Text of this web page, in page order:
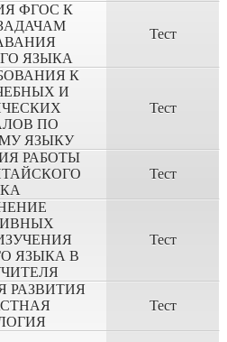
ФГОС К
ЯЗЫКА
Тест
К
И
ПО
ЯЗЫКУ
Тест
РАБОТЫ
Тест
ЯЗЫКА В
Тест
РАЗВИТИЯ
Тест